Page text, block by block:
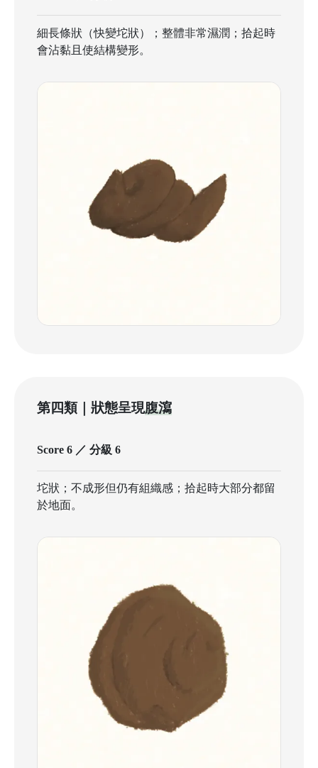
細長條狀（快變坨狀）；整體非常濕潤；拾起時
會沾黏且使結構變形。
第四類｜狀態呈現腹瀉
Score 6 ／ 分級 6
坨狀；不成形但仍有組織感；拾起時大部分都留
於地面。